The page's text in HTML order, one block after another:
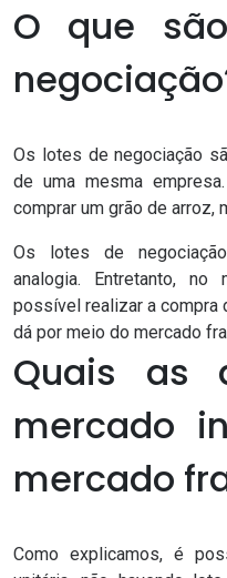
O que
Os lotes de negociação
de uma mesma
comprar um grão de arroz,
Os lotes de
analogia. Entretanto, no
possível realizar a compra
dá por meio do mercado
Quais as
mercado
mercado
Como explicamos, é